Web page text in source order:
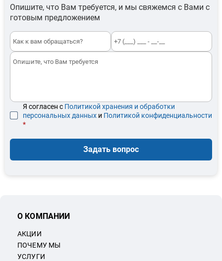
Опишите, что Вам требуется, и мы свяжемся с Вами с
готовым предложением
Я согласен с Политикой хранения и обработки
персональных данных и Политикой конфиденциальности
*
Задать вопрос
О КОМПАНИИ
АКЦИИ
ПОЧЕМУ МЫ
УСЛУГИ